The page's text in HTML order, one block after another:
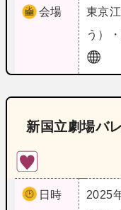
会場 東京
う）
新国立劇場バ
日時
2025